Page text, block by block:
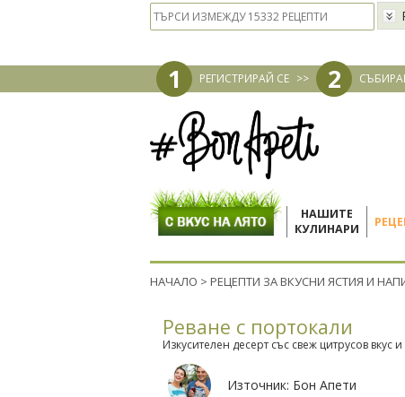
1 РЕГИСТРИРАЙ СЕ >> 2
НАШИТЕ
КУЛИНАРИ
НАЧАЛО > РЕЦЕПТИ ЗА ВКУСНИ ЯСТИЯ И
Реване с портокали
Изкусителен десерт със свеж цитрусов вкус
Източник: Бон Апети